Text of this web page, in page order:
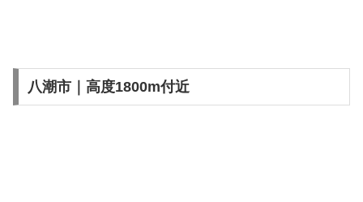
八潮市｜高度1800m付近